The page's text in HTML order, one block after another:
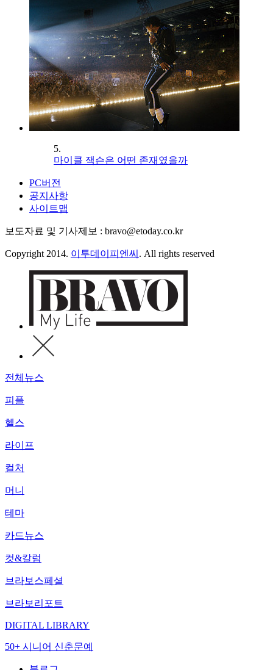
5.
마이클 잭슨은 어떤 존재였을까
PC버전
공지사항
사이트맵
보도자료 및 기사제보 : bravo@etoday.co.kr
Copyright 2014. 이투데이피엔씨 . All rights reserved
전체뉴스
피플
헬스
라이프
컬처
머니
테마
카드뉴스
컷&칼럼
브라보스페셜
브라보리포트
DIGITAL LIBRARY
50+ 시니어 신춘문예